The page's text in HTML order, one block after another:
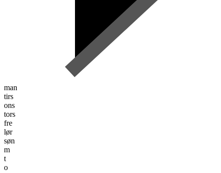
man
tirs
ons
tors
fre
lør
søn
m
t
o